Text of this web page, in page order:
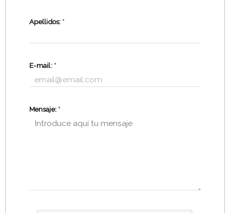
Apellidos: *
E-mail: *
Mensaje: *